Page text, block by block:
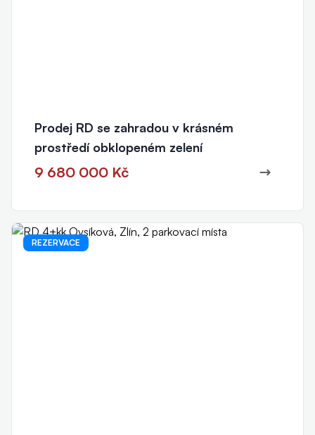
Prodej RD se zahradou v krásném
prostředí obklopeném zelení
9 680 000 Kč
REZERVACE